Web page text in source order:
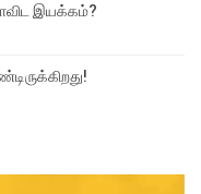
இயக்கம்?